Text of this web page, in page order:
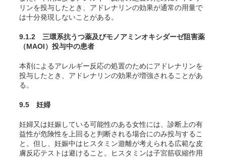
リンを投与したとき、アドレナリンの効果が通常の用量で
は十分発現しないことがある。
9.1.2 三環系抗うつ薬及びモノアミンオキシダーゼ阻害薬
（MAOI）投与中の患者
本剤によるアレルギー反応の処置のためにアドレナリンを
投与したとき、アドレナリンの効果が増強されることがあ
る。
9.5 妊婦
妊婦又は妊娠している可能性のある女性には、診断上の有
益性が危険性を上回ると判断される場合にのみ投与するこ
と。但し、妊娠中はヒスタミン遊離が考えられる広範な皮
膚反応テストは避けること。ヒスタミンは子宮筋収縮作用